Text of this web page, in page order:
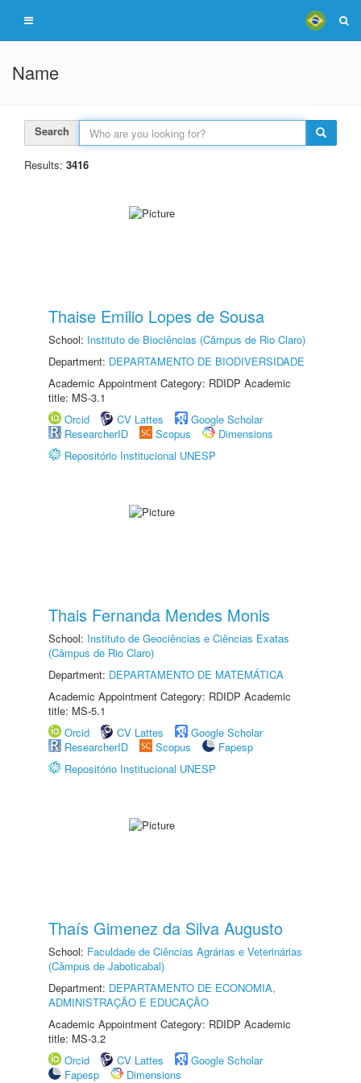
Name
Search
Results: 3416
Thaise Emilio Lopes de Sousa
School: Instituto de Biociências (Câmpus de Rio Claro)
Department: DEPARTAMENTO DE BIODIVERSIDADE
Academic Appointment Category: RDIDP Academic
title: MS-3.1
Orcid
CV Lattes
Google Scholar
ResearcherID
Scopus
Dimensions
Repositório Institucional UNESP
Thais Fernanda Mendes Monis
School: Instituto de Geociências e Ciências Exatas
(Câmpus de Rio Claro)
Department: DEPARTAMENTO DE MATEMÁTICA
Academic Appointment Category: RDIDP Academic
title: MS-5.1
Orcid
CV Lattes
Google Scholar
ResearcherID
Scopus
Fapesp
Repositório Institucional UNESP
Thaís Gimenez da Silva Augusto
School: Faculdade de Ciências Agrárias e Veterinárias
(Câmpus de Jaboticabal)
Department: DEPARTAMENTO DE ECONOMIA,
ADMINISTRAÇÃO E EDUCAÇÃO
Academic Appointment Category: RDIDP Academic
title: MS-3.2
Orcid
CV Lattes
Google Scholar
Fapesp
Dimensions